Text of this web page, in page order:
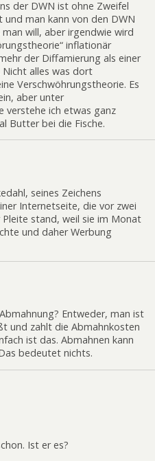
der DWN ist ohne Zweifel
man kann von den DWN
will, aber irgendwie wird
inflationär
der Diffamierung als einer
alles was dort
Verschwöhrungstheorie. Es
aber unter
verstehe ich etwas ganz
Butter bei die Fische.
seines Zeichens
Internetseite, die vor zwei
Pleite stand, weil sie im Monat
und daher Werbung
Entweder, man ist
und zahlt die Abmahnkosten
ist das. Abmahnen kann
bedeutet nichts.
Ist er es?